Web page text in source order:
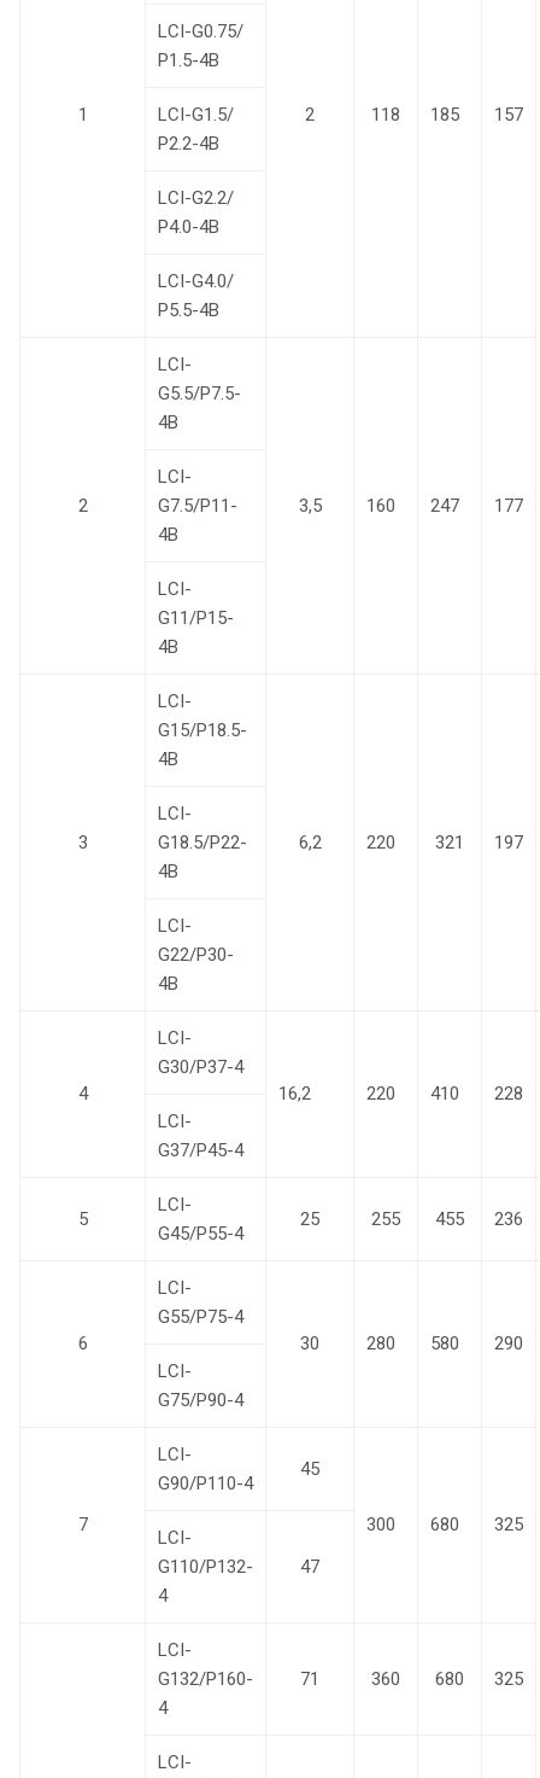
1 2 118 185 157
LCI-G0.75/
Р1.5-4B
LCI-G1.5/
Р2.2-4B
LCI-G2.2/
Р4.0-4B
LCI-G4.0/
Р5.5-4B
2
LCI-
G5.5/P7.5-
4B
3,5 160 247 177
LCI-
G7.5/P11-
4B
LCI-
G11/P15-
4B
3
LCI-
G15/P18.5-
4B
6,2 220 321 197
LCI-
G18.5/P22-
4B
LCI-
G22/P30-
4B
4
LCI-
G30/P37-4
16,2
220 410
228
LCI-
G37/P45-4
5
LCI-
G45/P55-4
25 255 455 236
6
LCI-
G55/P75-4
30
280 580
290
LCI-
G75/P90-4
7
LCI-
G90/P110-4
45
300 680 325
LCI-
G110/P132-
4
47
LCI-
G132/P160-
4
71 360 680 325
LCI-